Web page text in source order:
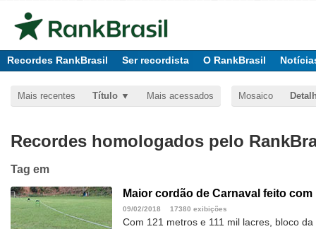
Recordes RankBrasil Ser recordista O RankBrasil
Mais recentes Título Mais acessados Mosaico
Recordes homologados pelo
Tag em
Maior cordão de Carnaval feito
09/02/2018 17380 exibições
Com 121 metros e 111 mil lacres, bloco